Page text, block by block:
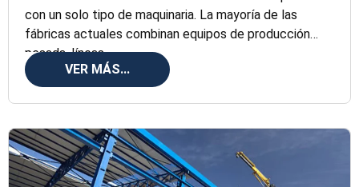
con un solo tipo de maquinaria. La mayoría de las
fábricas actuales combinan equipos de producción
pesada, líneas
VER MÁS...